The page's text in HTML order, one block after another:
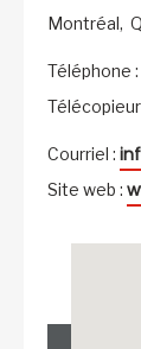
Montréal,
Téléphone
Courriel :
Site web :